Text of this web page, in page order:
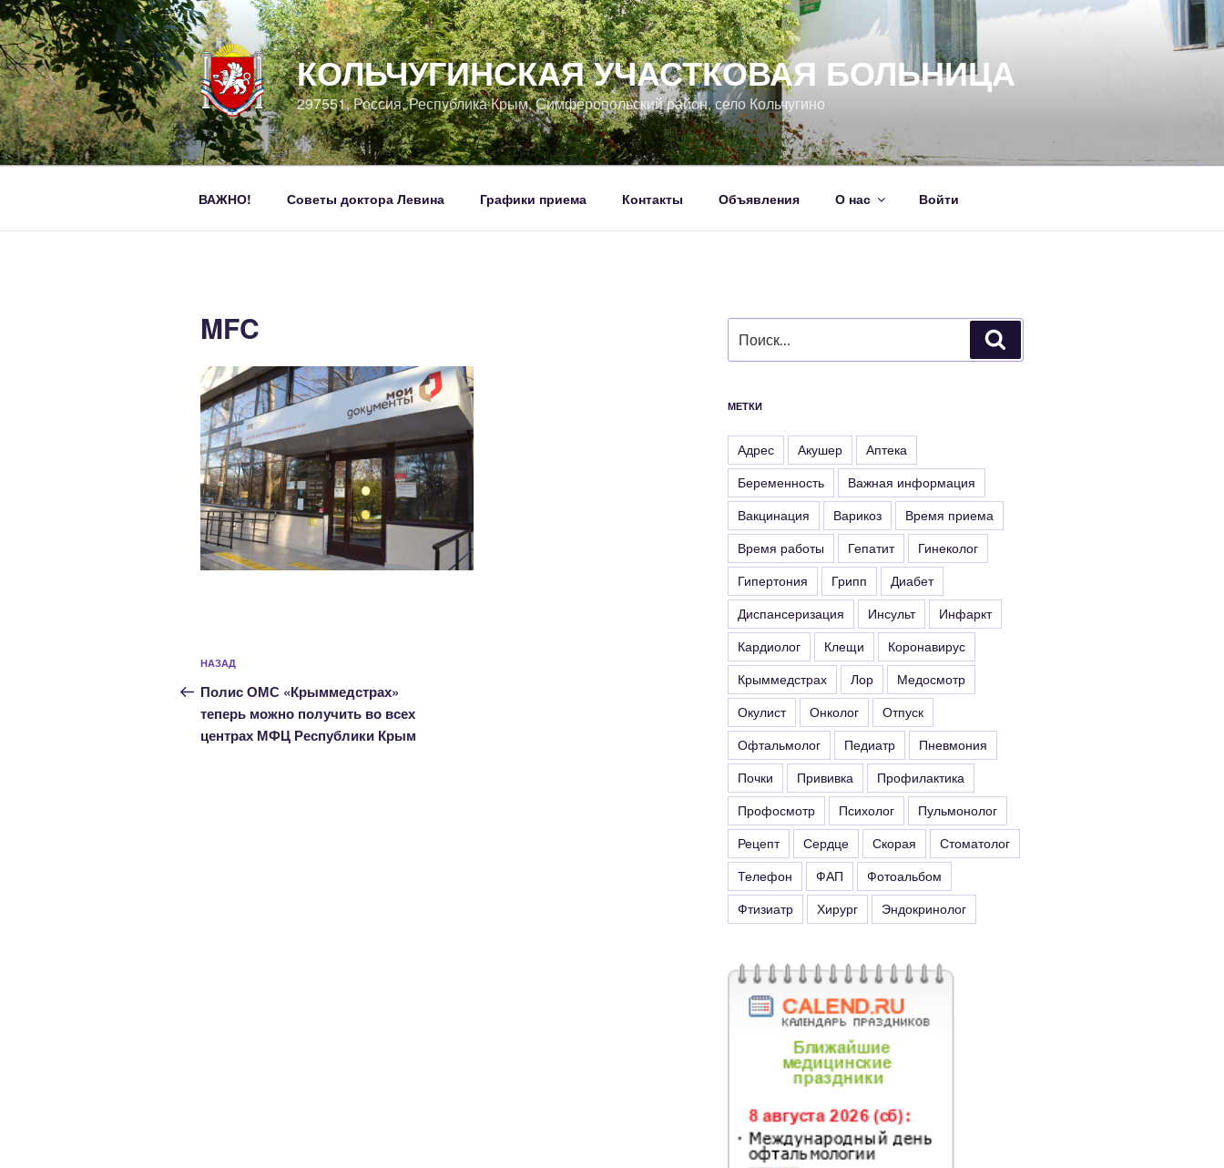
Перейти
к
содержимому
КОЛЬЧУГИНСКАЯ УЧАСТКОВАЯ БОЛЬНИЦА
297551, Россия, Республика Крым, Симферопольский район, село Кольчугино
ВАЖНО! Советы доктора Левина Графики приема Контакты Объявления О нас Войти
MFC
Навигация
по
записям
Предыдущая
запись:
НАЗАД
Полис ОМС «Крыммедстрах»
теперь можно получить во всех
центрах МФЦ Республики Крым
МЕТКИ
Адрес Акушер
Аптека
Беременность
Важная информация
Вакцинация
Варикоз
Время приема
Время работы
Гепатит
Гинеколог
Гипертония
Грипп
Диабет
Диспансеризация
Инсульт
Инфаркт
Кардиолог
Клещи
Коронавирус
Крыммедстрах
Лор
Медосмотр
Окулист
Онколог
Отпуск
Офтальмолог
Педиатр
Пневмония
Почки
Прививка
Профилактика
Профосмотр
Психолог
Пульмонолог
Рецепт
Сердце Скорая
Стоматолог
Телефон
ФАП
Фотоальбом
Фтизиатр
Хирург Эндокринолог